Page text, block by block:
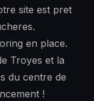
site est pret
en place.
Troyes et la
du centre de
!